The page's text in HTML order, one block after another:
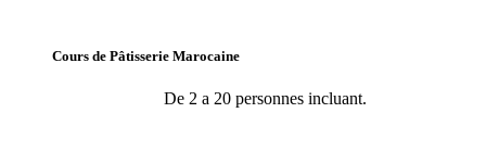
Cours de Pâtisserie Marocaine
De 2 a 20 personnes incluant.